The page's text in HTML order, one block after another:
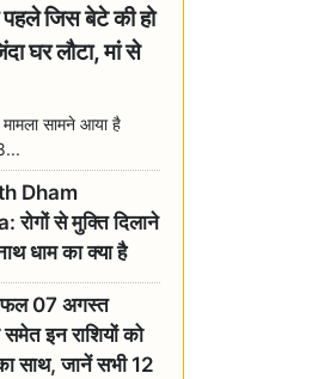
जिस बेटे की हो
घर लौटा, मां से
सामने आया है
Dham
से मुक्ति दिलाने
धाम का क्या है
ज्योतिर्लिंग की
07 अगस्त
इन राशियों को
साथ, जानें सभी 12